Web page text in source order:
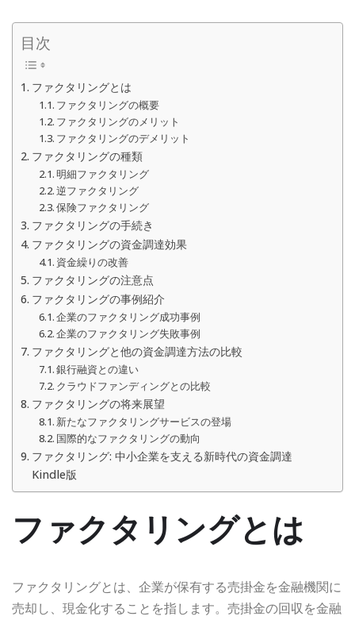
目次
ファクタリングとは
ファクタリングの概要
ファクタリングのメリット
ファクタリングのデメリット
ファクタリングの種類
明細ファクタリング
逆ファクタリング
保険ファクタリング
ファクタリングの手続き
ファクタリングの資金調達効果
資金繰りの改善
ファクタリングの注意点
ファクタリングの事例紹介
企業のファクタリング成功事例
企業のファクタリング失敗事例
ファクタリングと他の資金調達方法の比較
銀行融資との違い
クラウドファンディングとの比較
ファクタリングの将来展望
新たなファクタリングサービスの登場
国際的なファクタリングの動向
ファクタリング: 中小企業を支える新時代の資金調達
Kindle版
ファクタリングとは
ファクタリングとは、企業が保有する売掛金を金融機関に
売却し、現金化することを指します。売掛金の回収を金融